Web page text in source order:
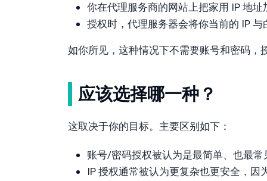
你在代理服务商的网站上把家用 IP 地址
授权时，代理服务器会将你当前的 IP
如你所见，这种情况下不需要账号和密码，
应该选择哪一种？
这取决于你的目标。主要区别如下：
账号/密码授权被认为是最简单、也最常
IP 授权通常被认为更复杂也更安全，